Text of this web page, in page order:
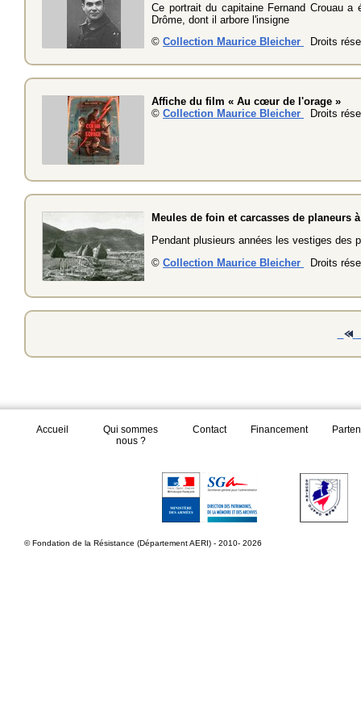
Ce portrait du capitaine Fernand Crouau
Drôme, dont il arbore l'insigne
© Collection Maurice Bleicher Droits
Affiche du film « Au cœur de l'orage »
© Collection Maurice Bleicher Droits
Meules de foin et carcasses de planeurs
Pendant plusieurs années les vestiges des
© Collection Maurice Bleicher Droits
Accueil
Qui sommes
nous ?
Contact Financement
© Fondation de la Résistance (Département AERI) - 2010- 2026